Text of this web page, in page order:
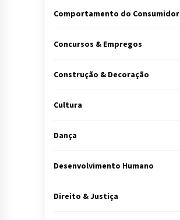
Comportamento do Consumidor
Concursos & Empregos
Construção & Decoração
Cultura
Dança
Desenvolvimento Humano
Direito & Justiça